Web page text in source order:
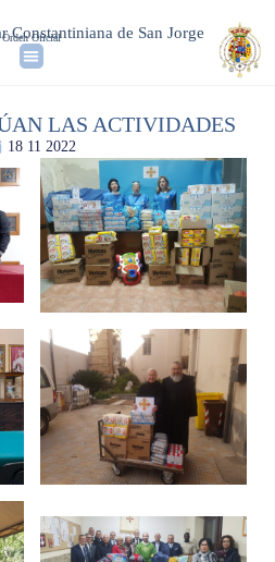
Constantiniana de San Jorge
Orden Oficial
LAS ACTIVIDADES
18 11 2022